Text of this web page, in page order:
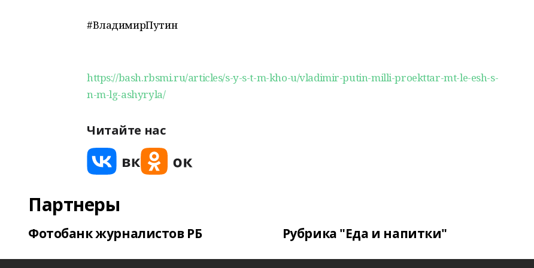
#ВладимирПутин
https://bash.rbsmi.ru/articles/s-y-s-t-m-kho-u/vladimir-putin-milli-proekttar-mt-le-esh-s-
n-m-lg-ashyryla/
Читайте нас
Партнеры
Фотобанк журналистов РБ Рубрика "Еда и напитки"